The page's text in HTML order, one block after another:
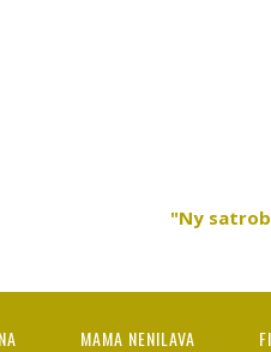
"Ny
MAMA NENILAVA